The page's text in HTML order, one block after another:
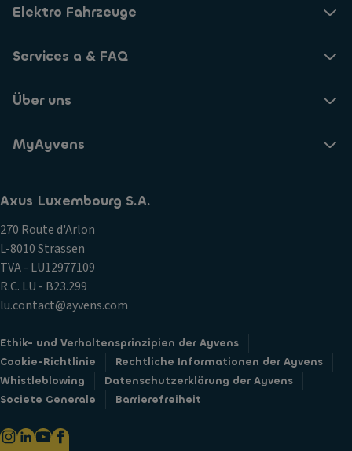
Elektro Fahrzeuge
Services a & FAQ
Über uns
MyAyvens
Axus Luxembourg S.A.
270 Route d'Arlon
L-8010 Strassen
TVA - LU12977109
R.C. LU - B23.299
lu.contact@ayvens.com
Ethik- und Verhaltensprinzipien der Ayvens
Cookie-Richtlinie
Rechtliche Informationen der Ayvens
Whistleblowing
Datenschutzerklärung der Ayvens
Societe Generale
Barrierefreiheit